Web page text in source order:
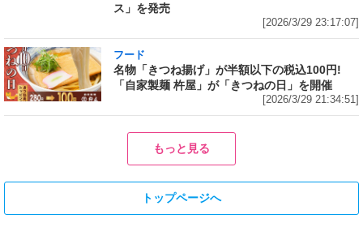
ス」を発売
[2026/3/29 23:17:07]
フード
名物「きつね揚げ」が半額以下の税込100円!
「自家製麺 杵屋」が「きつねの日」を開催
[2026/3/29 21:34:51]
もっと見る
トップページへ